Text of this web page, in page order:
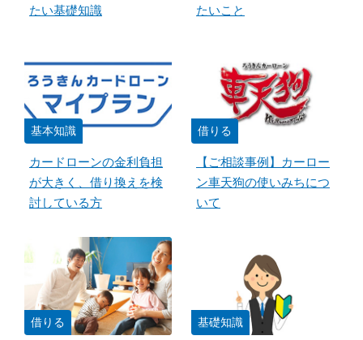
たい基礎知識 たいこと
基本知識
カードローンの金利負担
が大きく、借り換えを検
討している方
借りる
【ご相談事例】カーロー
ン車天狗の使いみちにつ
いて
借りる 基礎知識